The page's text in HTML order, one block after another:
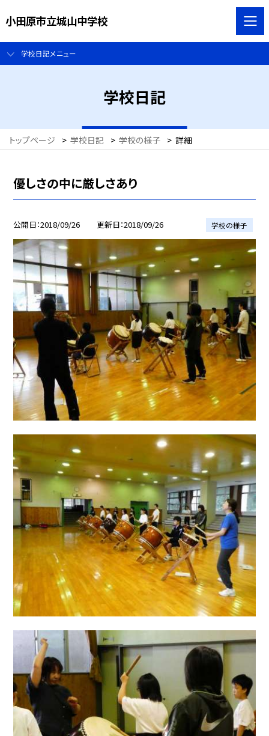
小田原市立城山中学校
学校日記メニュー
学校日記
トップページ > 学校日記 > 学校の様子 > 詳細
優しさの中に厳しさあり
公開日 2018/09/26 更新日 2018/09/26 学校の様子